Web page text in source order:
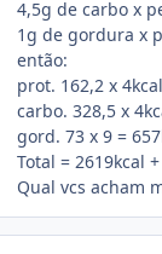
4,5g de carbo x
1g de gordura x
então:
prot. 162,2 x
carbo. 328,5 x
gord. 73 x 9 =
Total = 2619kcal
Qual vcs acham